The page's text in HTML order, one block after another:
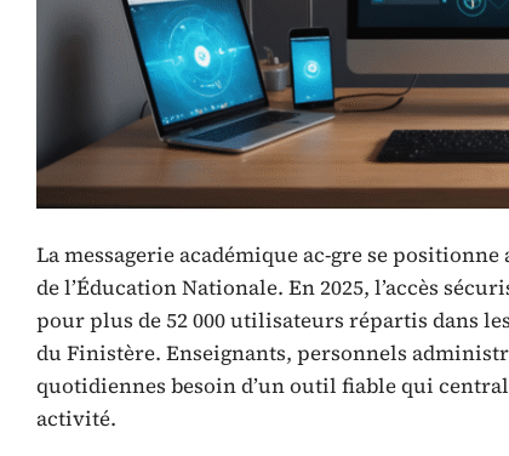
La messagerie académique ac-gre se
de l’Éducation Nationale. En 2025, l’accès
pour plus de 52 000 utilisateurs répartis dans
du Finistère. Enseignants, personnels
quotidiennes besoin d’un outil fiable qui
activité.